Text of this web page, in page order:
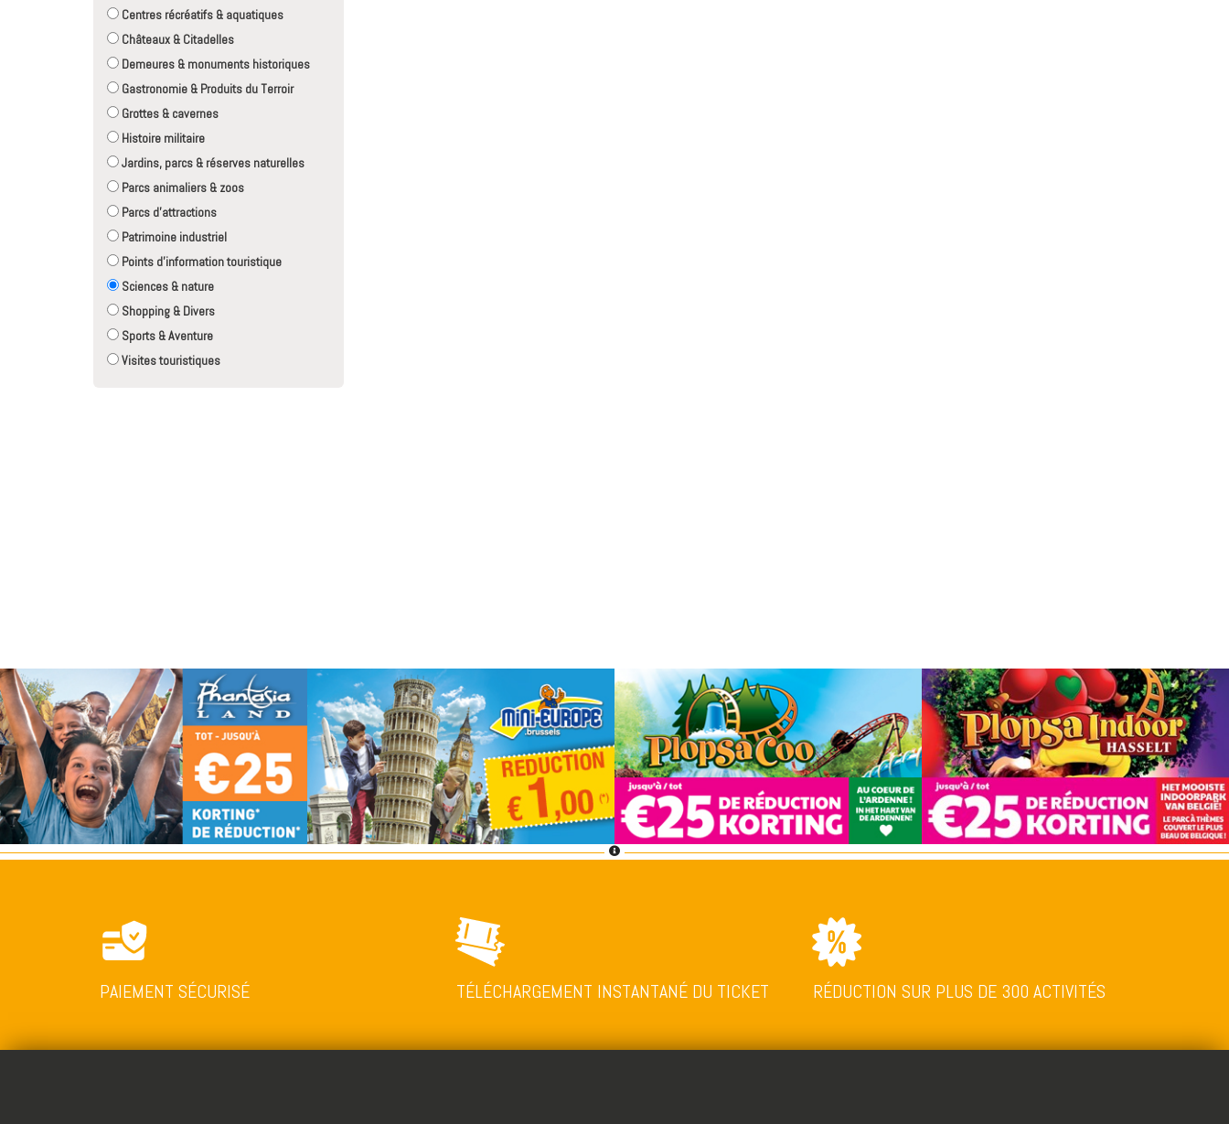
Centres récréatifs & aquatiques
Châteaux & Citadelles
Demeures & monuments historiques
Gastronomie & Produits du Terroir
Grottes & cavernes
Histoire militaire
Jardins, parcs & réserves naturelles
Parcs animaliers & zoos
Parcs d'attractions
Patrimoine industriel
Points d'information touristique
Sciences & nature
Shopping & Divers
Sports & Aventure
Visites touristiques
PAIEMENT SÉCURISÉ TÉLÉCHARGEMENT INSTANTANÉ DU TICKET RÉDUCTION SUR PLUS DE 300 ACTIVITÉS